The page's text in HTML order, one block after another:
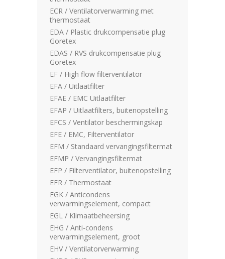
ECR / Ventilatorverwarming met
thermostaat
EDA / Plastic drukcompensatie plug
Goretex
EDAS / RVS drukcompensatie plug
Goretex
EF / High flow filterventilator
EFA / Uitlaatfilter
EFAE / EMC Uitlaatfilter
EFAP / Uitlaatfilters, buitenopstelling
EFCS / Ventilator beschermingskap
EFE / EMC, Filterventilator
EFM / Standaard vervangingsfiltermat
EFMP / Vervangingsfiltermat
EFP / Filterventilator, buitenopstelling
EFR / Thermostaat
EGK / Anticondens
verwarmingselement, compact
EGL / Klimaatbeheersing
EHG / Anti-condens
verwarmingselement, groot
EHV / Ventilatorverwarming